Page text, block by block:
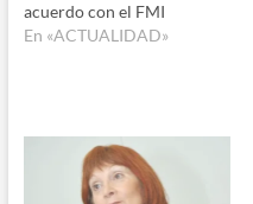
acuerdo con el FMI
En «ACTUALIDAD»